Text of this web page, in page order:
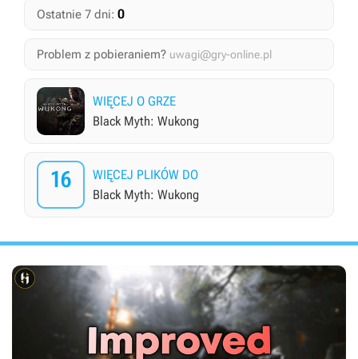
Ostatnie 7 dni: 0
Problem z pobieraniem? uwagi@gry-online.pl
WIĘCEJ O GRZE
Black Myth: Wukong
16
WIĘCEJ PLIKÓW DO
Black Myth: Wukong